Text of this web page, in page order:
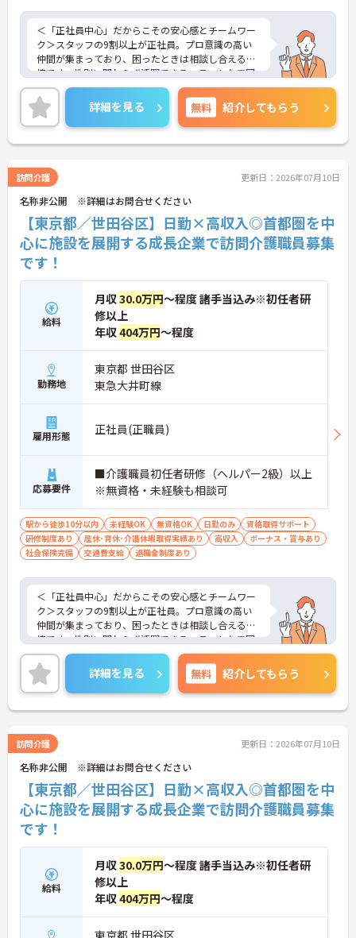
＜「正社員中心」だからこその安心感とチームワー
ク＞スタッフの9割以上が正社員。プロ意識の高い
仲間が集まっており、困ったときは相談し合える環
境です。性別に関わらず活躍できるフラットな雰囲
気があります。
＜電動自転車でラクラク移動！身体への負担を軽減
＞会社から1人1台、専用の電動自転車が支給されま
す（一部例外あり）。お客様のご自宅への移動が快
適になるだけでなく、貸与された自転車での通勤も
合えます。
＜頑張りがしっかり給与に反映される仕組み＞「社
員を大事にする」をモットーに、業界トップクラス
の給与水準を目指しています。賞与は年2回あり、資
格手当や土日出勤手当も充実。キャリアパスも明確
で、管理者へのステップアップなど、頑張りに応じ
て収入もやりがいもアップします。
詳細を見る 無料 紹介してもらう
訪問介護 更新日：2026年07月10日
名称非公開 ※詳細はお問合せください
【東京都／世田谷区】日勤×高収入◎首都圏を中
心に施設を展開する成長企業で訪問介護職員募集
です！
給料
月収30.0万円～程度 諸手当込み※初任者研
修以上
年収404万円～程度
勤務地
東京都 世田谷区
東急大井町線
雇用形態 正社員(正職員)
応募要件
■介護職員初任者研修（ヘルパー2級）以上
※無資格・未経験も相談可
駅から徒歩10分以内 未経験OK 無資格OK 日勤のみ
資格取得サポート
研修制度あり
産休･育休･介護休暇取得実績あり 高収入
ボーナス・賞与あり
社会保険完備
交通費支給 退職金制度あり
＜「正社員中心」だからこその安心感とチームワー
ク＞スタッフの9割以上が正社員。プロ意識の高い
仲間が集まっており、困ったときは相談し合える環
境です。性別に関わらず活躍できるフラットな雰囲
気があります。
＜電動自転車でラクラク移動！身体への負担を軽減
＞会社から1人1台、専用の電動自転車が支給されま
す（一部例外あり）。お客様のご自宅への移動が快
適になるだけでなく、貸与された自転車での通勤も
合えます。
＜頑張りがしっかり給与に反映される仕組み＞「社
員を大事にする」をモットーに、業界トップクラス
の給与水準を目指しています。賞与は年2回あり、資
格手当や土日出勤手当も充実。キャリアパスも明確
で、管理者へのステップアップなど、頑張りに応じ
て収入もやりがいもアップします。
詳細を見る 無料 紹介してもらう
訪問介護 更新日：2026年07月10日
名称非公開 ※詳細はお問合せください
【東京都／世田谷区】日勤×高収入◎首都圏を中
心に施設を展開する成長企業で訪問介護職員募集
です！
給料
月収30.0万円～程度 諸手当込み※初任者研
修以上
年収404万円～程度
東京都 世田谷区